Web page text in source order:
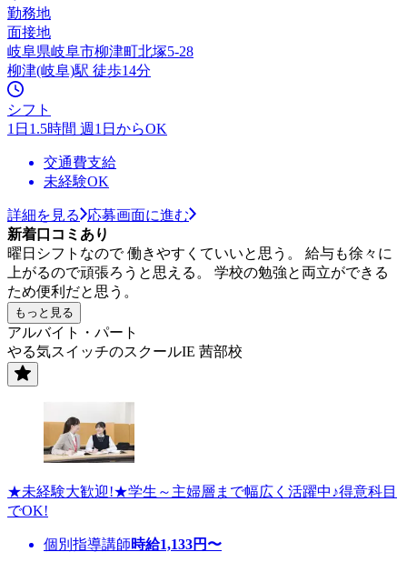
勤務地
面接地
岐阜県岐阜市柳津町北塚5-28
柳津(岐阜)駅 徒歩14分
シフト
1日1.5時間 週1日からOK
交通費支給
未経験OK
詳細を見る
応募画面に進む
新着口コミあり
曜日シフトなので 働きやすくていいと思う。 給与も徐々に
上がるので頑張ろうと思える。 学校の勉強と両立ができる
ため便利だと思う。
もっと見る
アルバイト・パート
やる気スイッチのスクールIE 茜部校
★未経験大歓迎!★学生～主婦層まで幅広く活躍中♪得意科目
でOK!
個別指導講師時給1,133円〜